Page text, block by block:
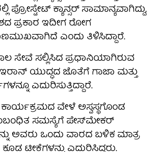
ಪ್ರೋಸ್ಟೇಟ್ ಕ್ಯಾನ್ಸರ್ ಸಾಮಾನ್ಯವಾಗಿದ್ದು,
ಪ್ರಕಾರ ಇದೀಗ ರೋಗ
ಎಂದು ತಿಳಿಸಿದ್ದಾರೆ.
ಸೇವೆ ಸಲ್ಲಿಸಿದ ಪ್ರಧಾನಿಯಾಗಿರುವ
ಯುದ್ಧದ ಜೊತೆಗೆ ಗಾಜಾ ಮತ್ತು
ಎದುರಿಸುತ್ತಿದ್ದಾರೆ.
ವೇಳೆ ಅಸ್ವಸ್ಥಗೊಂಡ
ಸಮಸ್ಯೆಗೆ ಪೇಸ್‌ಮೇಕರ್
ಅವರು ಒಂದು ವಾರದ ಬಳಿಕ ಮಾತ್ರ